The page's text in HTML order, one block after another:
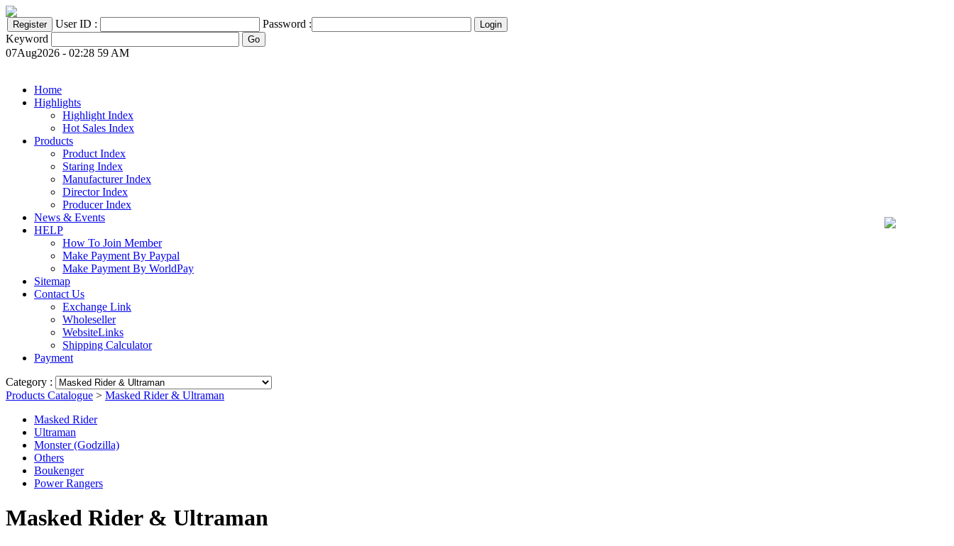
User ID :
Password :
Keyword
07Aug2026 - 02:28 59 AM
Home
Highlights
Highlight Index
Hot Sales Index
Products
Product Index
Staring Index
Manufacturer Index
Director Index
Producer Index
News & Events
HELP
How To Join Member
Make Payment By Paypal
Make Payment By WorldPay
Sitemap
Contact Us
Exchange Link
Wholeseller
WebsiteLinks
Shipping Calculator
Payment
Category :
Products Catalogue > Masked Rider & Ultraman
Masked Rider
Ultraman
Monster (Godzilla)
Others
Boukenger
Power Rangers
Masked Rider & Ultraman